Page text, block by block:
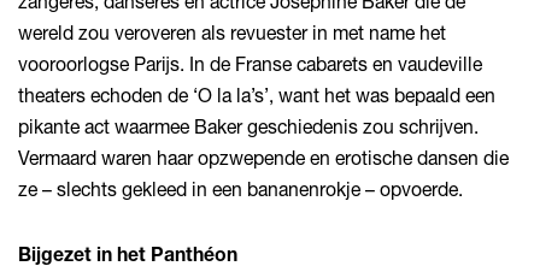
wereld zou veroveren als revuester in met name het
vooroorlogse Parijs. In de Franse cabarets en vaudeville
theaters echoden de ‘O la la’s’, want het was bepaald een
pikante act waarmee Baker geschiedenis zou schrijven.
Vermaard waren haar opzwepende en erotische dansen die
ze – slechts gekleed in een bananenrokje – opvoerde.
Bijgezet in het Panthéon